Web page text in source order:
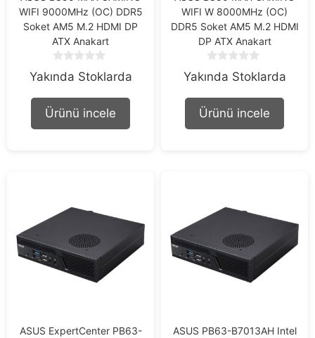
WIFI 9000MHz (OC) DDR5
Soket AM5 M.2 HDMI DP
ATX Anakart
o
o
f
Yakında Stoklarda
Ürünü incele
WIFI W 8000MHz (OC)
DDR5 Soket AM5 M.2 HDMI
DP ATX Anakart
o
o
f
Yakında Stoklarda
Ürünü incele
ASUS ExpertCenter PB63-
ASUS PB63-B7013AH Intel